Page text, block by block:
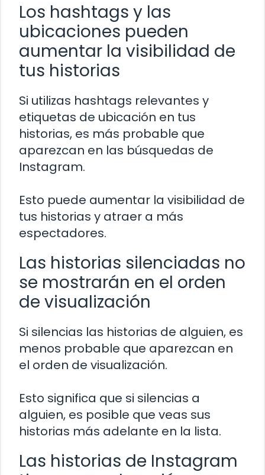
Los hashtags y las
ubicaciones pueden
aumentar la visibilidad de
tus historias
Si utilizas hashtags relevantes y
etiquetas de ubicación en tus
historias, es más probable que
aparezcan en las búsquedas de
Instagram.
Esto puede aumentar la visibilidad de
tus historias y atraer a más
espectadores.
Las historias silenciadas no
se mostrarán en el orden
de visualización
Si silencias las historias de alguien, es
menos probable que aparezcan en
el orden de visualización.
Esto significa que si silencias a
alguien, es posible que veas sus
historias más adelante en la lista.
Las historias de Instagram